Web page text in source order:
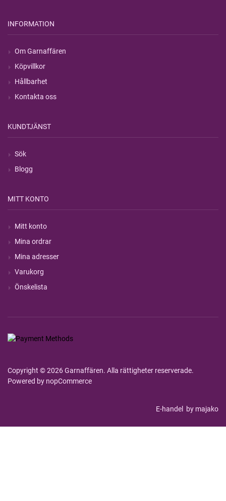
INFORMATION
Om Garnaffären
Köpvillkor
Hållbarhet
Kontakta oss
KUNDTJÄNST
Sök
Blogg
MITT KONTO
Mitt konto
Mina ordrar
Mina adresser
Varukorg
Önskelista
Copyright © 2026 Garnaffären. Alla rättigheter reserverade.
Powered by nopCommerce
E-handel by majako